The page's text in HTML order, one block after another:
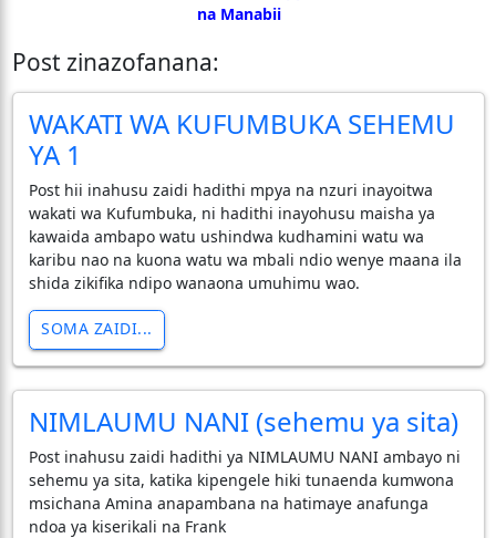
na Manabii
Post zinazofanana:
WAKATI WA KUFUMBUKA SEHEMU
YA 1
Post hii inahusu zaidi hadithi mpya na nzuri inayoitwa
wakati wa Kufumbuka, ni hadithi inayohusu maisha ya
kawaida ambapo watu ushindwa kudhamini watu wa
karibu nao na kuona watu wa mbali ndio wenye maana ila
shida zikifika ndipo wanaona umuhimu wao.
SOMA ZAIDI...
NIMLAUMU NANI (sehemu ya sita)
Post inahusu zaidi hadithi ya NIMLAUMU NANI ambayo ni
sehemu ya sita, katika kipengele hiki tunaenda kumwona
msichana Amina anapambana na hatimaye anafunga
ndoa ya kiserikali na Frank